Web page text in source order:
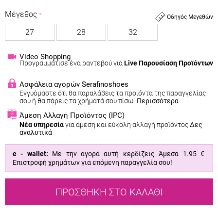
Οδηγός Μεγεθών
Μέγεθος
27
28 32
Video Shopping
Προγραμμάτισε ένα ραντεβού γιά Live Παρουσίαση Προϊόντων
Ασφάλεια αγορών Serafinoshoes
Εγγυόμαστε ότι θα παραλάβεις τα προϊόντα της παραγγελίας
σου ή θα πάρεις τα χρήματά σου πίσω. Περισσότερα
Άμεση Αλλαγή Προϊόντος (IPC)
Νέα υπηρεσίαγια άμεση και εύκολη αλλαγή προϊόντοςΔες
αναλυτικά
e - wallet: Με την αγορά αυτή κερδίζεις Άμεσα 1.95 €
Επιστροφή χρημάτων για επόμενη παραγγελία σου!
ΠΡΟΣΘΉΚΗ ΣΤΟ ΚΑΛΆΘΙ